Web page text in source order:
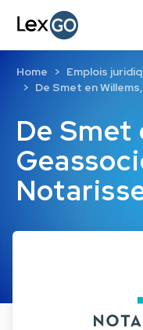
De Smet
Home
Emplois
De Smet en